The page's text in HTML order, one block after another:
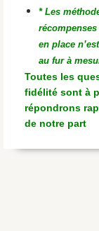
* Les
en place
au fur à
Toutes les
fidélité sont à
répondrons
de notre part